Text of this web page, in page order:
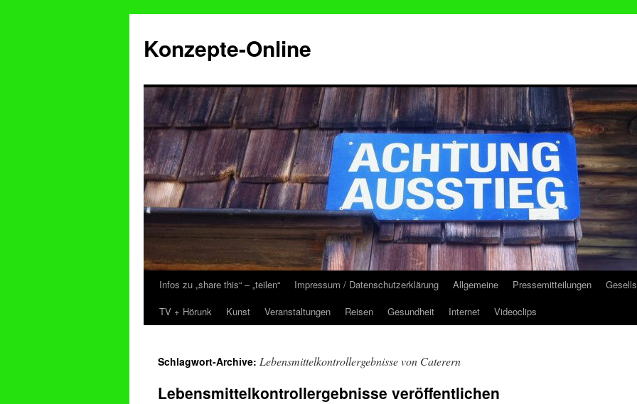
Konzepte-Online
Zum
Inhalt
Infos zu „share this“ – „teilen“ Impressum / Datenschutzerklärung Allgemeine Pressemitteilungen
TV + Hörunk
Kunst Veranstaltungen Reisen Gesundheit Internet Videoclips
Schlagwort-Archive: Lebensmittelkontrollergebnisse von Caterern
Lebensmittelkontrollergebnisse veröffentlichen